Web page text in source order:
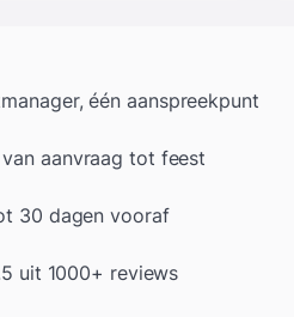
één aanspreekpunt
aanvraag tot feest
30 dagen vooraf
uit 1000+ reviews